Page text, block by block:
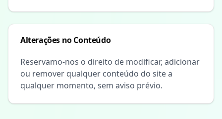
Alterações no Conteúdo
Reservamo-nos o direito de modificar, adicionar
ou remover qualquer conteúdo do site a
qualquer momento, sem aviso prévio.